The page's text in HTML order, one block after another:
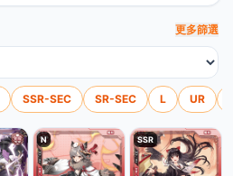
更多篩選
SSR-SEC SR-SEC L UR
N SSR